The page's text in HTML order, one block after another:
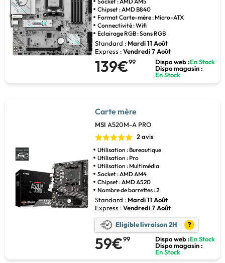
Chipset : AMD B840
Format Carte-mère : Micro-ATX
Connectivité : Wifi
Eclairage RGB : Sans RGB
Standard : Mardi 11 Août
Express :Vendredi 7 Août
139€99 Dispo web :En Stock
Dispo magasin :
En Stock
Carte mère
MSI A520M-A PRO
2 avis
Utilisation : Bureautique
Utilisation : Pro
Utilisation : Multimédia
Socket : AMD AM4
Chipset : AMD A520
Nombre de barrettes : 2
Standard : Mardi 11 Août
Express :Vendredi 7 Août
Eligible livraison 2H ?
59€99 Dispo web :En Stock
Dispo magasin :
En Stock